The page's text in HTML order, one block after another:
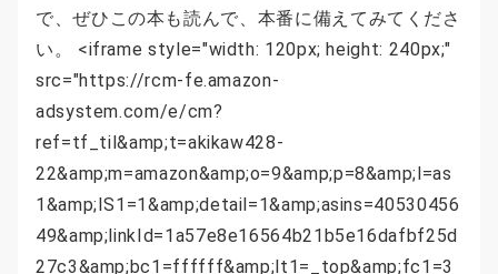
で、ぜひこの本も読んで、本番に備えてみてくださ
い。 <iframe style="width: 120px; height: 240px;"
src="https://rcm-fe.amazon-
adsystem.com/e/cm?
ref=tf_til&amp;t=akikaw428-
22&amp;m=amazon&amp;o=9&amp;p=8&amp;l=as
1&amp;IS1=1&amp;detail=1&amp;asins=40530456
49&amp;linkId=1a57e8e16564b21b5e16dafbf25d
27c3&amp;bc1=ffffff&amp;lt1=_top&amp;fc1=3